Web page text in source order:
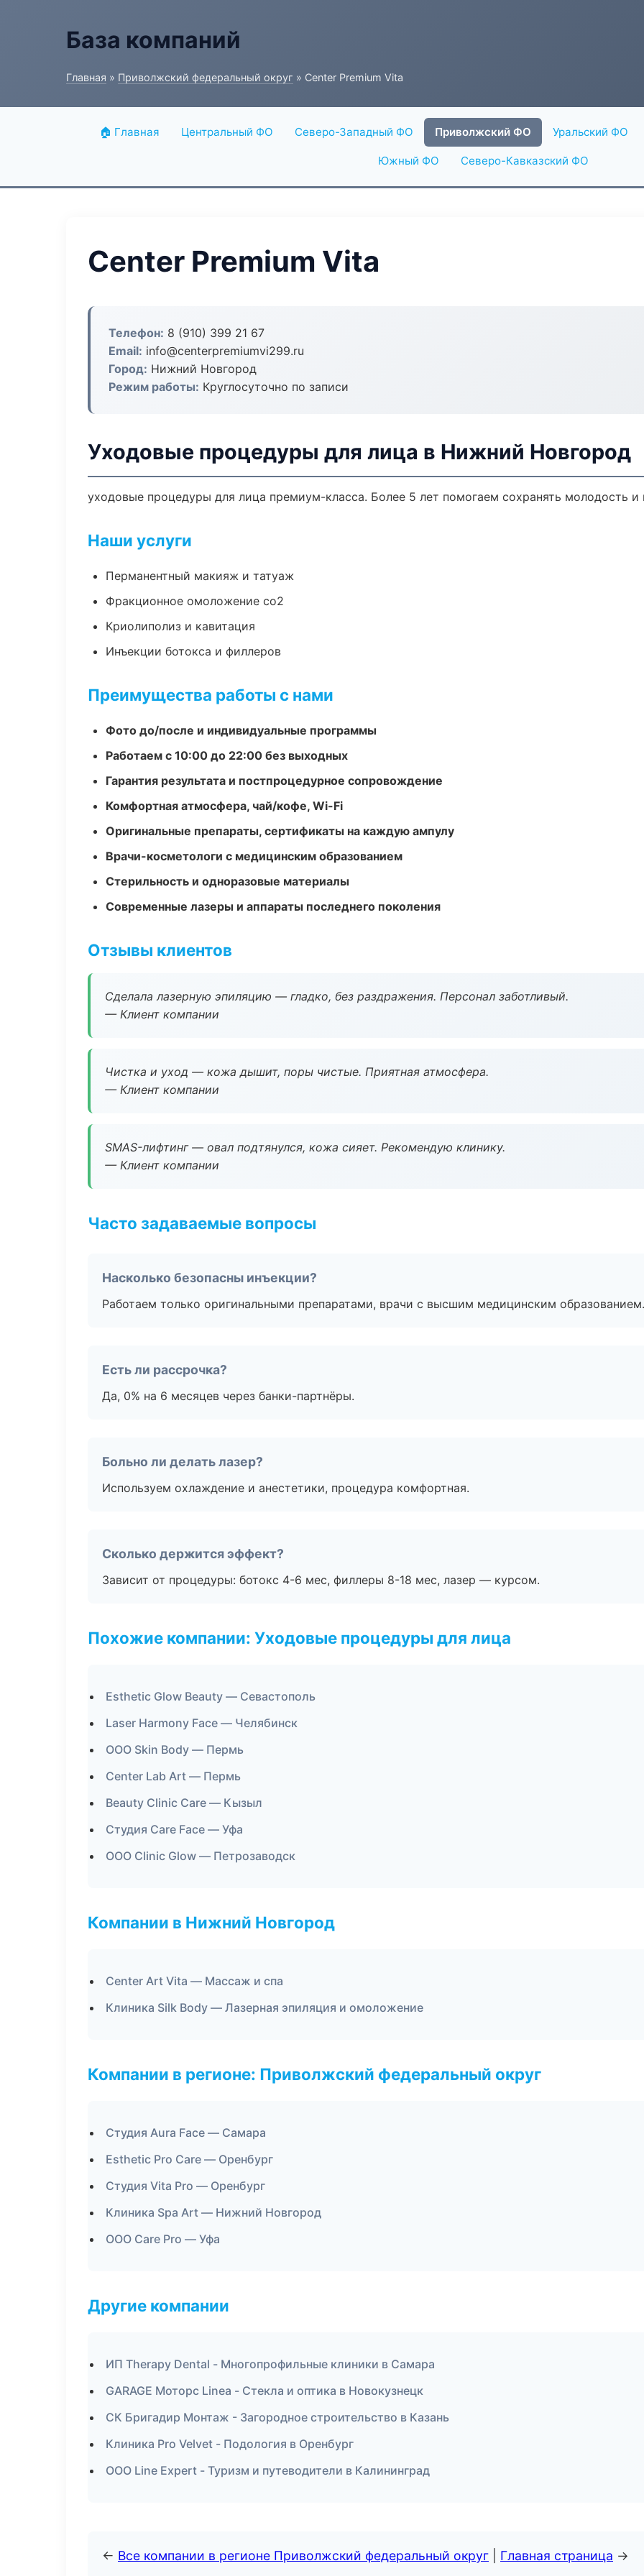
База компаний
Главная » Приволжский федеральный округ » Center Premium Vita
🏠 Главная Центральный ФО Северо-Западный ФО Приволжский ФО Уральский ФО
Южный ФО Северо-Кавказский ФО
Center Premium Vita
Телефон: 8 (910) 399 21 67
Email: info@centerpremiumvi299.ru
Город: Нижний Новгород
Режим работы: Круглосуточно по записи
Уходовые процедуры для лица в Нижний Новгород
уходовые процедуры для лица премиум-класса. Более 5 лет помогаем сохранять молодость и
Наши услуги
Перманентный макияж и татуаж
Фракционное омоложение co2
Криолиполиз и кавитация
Инъекции ботокса и филлеров
Преимущества работы с нами
Фото до/после и индивидуальные программы
Работаем с 10:00 до 22:00 без выходных
Гарантия результата и постпроцедурное сопровождение
Комфортная атмосфера, чай/кофе, Wi-Fi
Оригинальные препараты, сертификаты на каждую ампулу
Врачи-косметологи с медицинским образованием
Стерильность и одноразовые материалы
Современные лазеры и аппараты последнего поколения
Отзывы клиентов
Сделала лазерную эпиляцию — гладко, без раздражения. Персонал заботливый.
— Клиент компании
Чистка и уход — кожа дышит, поры чистые. Приятная атмосфера.
— Клиент компании
SMAS-лифтинг — овал подтянулся, кожа сияет. Рекомендую клинику.
— Клиент компании
Часто задаваемые вопросы
Насколько безопасны инъекции?
Работаем только оригинальными препаратами, врачи с высшим медицинским образованием.
Есть ли рассрочка?
Да, 0% на 6 месяцев через банки-партнёры.
Больно ли делать лазер?
Используем охлаждение и анестетики, процедура комфортная.
Сколько держится эффект?
Зависит от процедуры: ботокс 4-6 мес, филлеры 8-18 мес, лазер — курсом.
Похожие компании: Уходовые процедуры для лица
Esthetic Glow Beauty — Севастополь
Laser Harmony Face — Челябинск
ООО Skin Body — Пермь
Center Lab Art — Пермь
Beauty Clinic Care — Кызыл
Студия Care Face — Уфа
ООО Clinic Glow — Петрозаводск
Компании в Нижний Новгород
Center Art Vita — Массаж и спа
Клиника Silk Body — Лазерная эпиляция и омоложение
Компании в регионе: Приволжский федеральный округ
Студия Aura Face — Самара
Esthetic Pro Care — Оренбург
Студия Vita Pro — Оренбург
Клиника Spa Art — Нижний Новгород
ООО Care Pro — Уфа
Другие компании
ИП Therapy Dental - Многопрофильные клиники в Самара
GARAGE Моторс Linea - Стекла и оптика в Новокузнецк
СК Бригадир Монтаж - Загородное строительство в Казань
Клиника Pro Velvet - Подология в Оренбург
ООО Line Expert - Туризм и путеводители в Калининград
← Все компании в регионе Приволжский федеральный округ Главная страница →